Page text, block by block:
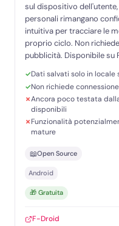
sul dispositivo
personali rimangano
intuitiva per tracciare le
proprio ciclo. Non
pubblicità. Disponibile su
Dati salvati solo in locale
Non richiede
Ancora poco testata
disponibili
Funzionalità
mature
📖Open Source
Android
🎁 Gratuita
F-Droid